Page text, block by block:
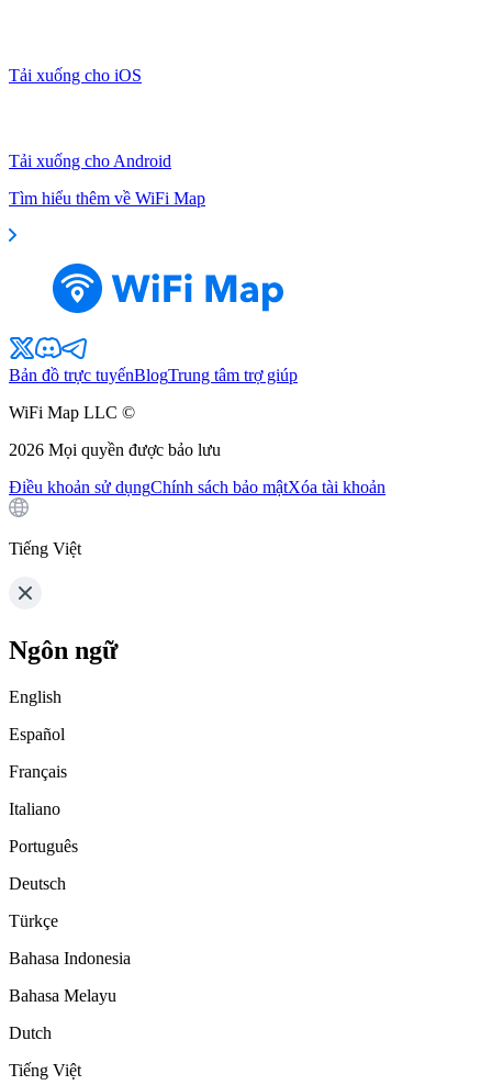
Tải xuống cho iOS
Tải xuống cho Android
Tìm hiểu thêm về WiFi Map
Bản đồ trực tuyếnBlogTrung tâm trợ giúp
WiFi Map LLC ©
2026 Mọi quyền được bảo lưu
Điều khoản sử dụngChính sách bảo mậtXóa tài khoản
Tiếng Việt
Ngôn ngữ
English
Español
Français
Italiano
Português
Deutsch
Türkçe
Bahasa Indonesia
Bahasa Melayu
Dutch
Tiếng Việt